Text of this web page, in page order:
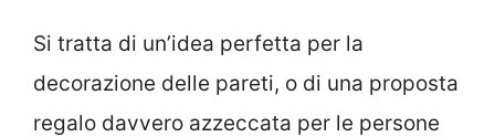
Si tratta di un’idea perfetta per la
decorazione delle pareti, o di una proposta
regalo davvero azzeccata per le persone